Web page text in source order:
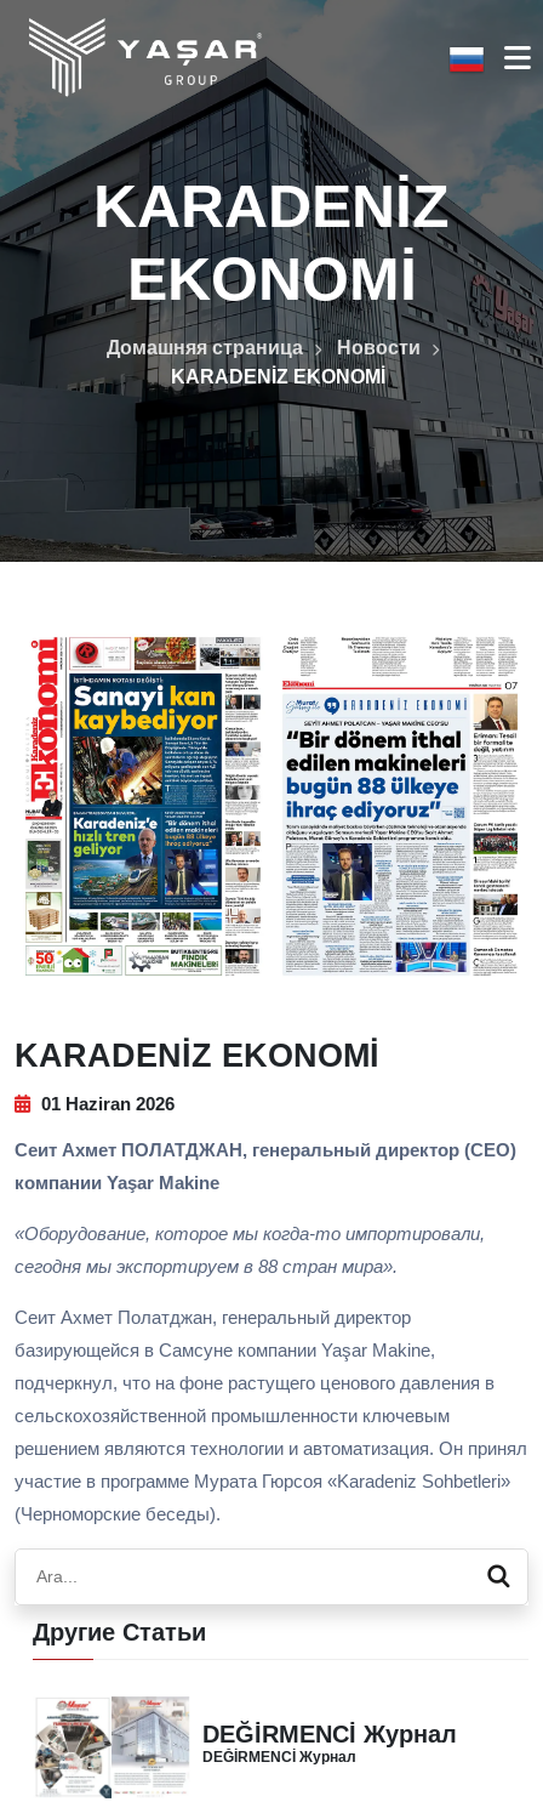
KARADENİZ
EKONOMİ
Домашняя страница
Новости
KARADENİZ EKONOMİ
KARADENİZ EKONOMİ
01 Haziran 2026
Сеит Ахмет ПОЛАТДЖАН, генеральный директор (CEO)
компании Yaşar Makine
«Оборудование, которое мы когда-то импортировали,
сегодня мы экспортируем в 88 стран мира».
Сеит Ахмет Полатджан, генеральный директор
базирующейся в Самсуне компании Yaşar Makine,
подчеркнул, что на фоне растущего ценового давления в
сельскохозяйственной промышленности ключевым
решением являются технологии и автоматизация. Он принял
участие в программе Мурата Гюрсоя «Karadeniz Sohbetleri»
(Черноморские беседы).
Другие Статьи
DEĞİRMENCİ Журнал
DEĞİRMENCİ Журнал